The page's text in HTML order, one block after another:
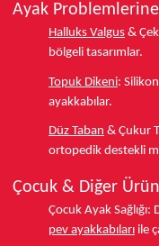
Ayak
Halluks Valgus &
bölgeli tasarımlar.
Topuk Dikeni:
ayakkabılar.
Düz Taban & Çukur
ortopedik destekli
Çocuk & Diğer
Çocuk Ayak Sağlığı:
pev ayakkabıları ile